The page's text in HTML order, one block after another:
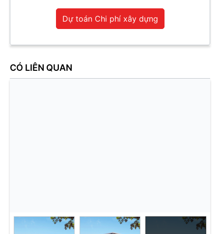
Dự toán Chi phí xây dựng
CÓ LIÊN QUAN